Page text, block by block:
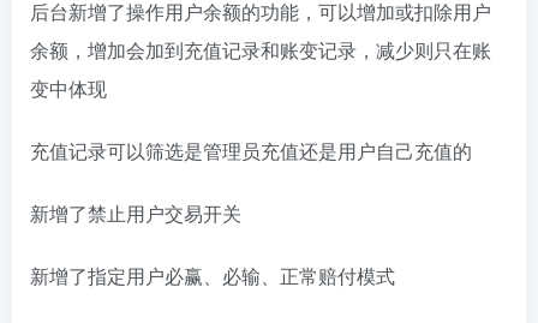
后台新增了操作用户余额的功能，可以增加或扣除用户
余额，增加会加到充值记录和账变记录，减少则只在账
变中体现
充值记录可以筛选是管理员充值还是用户自己充值的
新增了禁止用户交易开关
新增了指定用户必赢、必输、正常赔付模式